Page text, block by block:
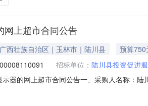
网上超市合同公告
广西壮族自治区｜玉林市｜陆川县
预算750
招标单位： 陆川县投资促进
示器的网上超市合同公告一、采购人名称：
优派/ViewSonicVA2450-H-12台1.00750750